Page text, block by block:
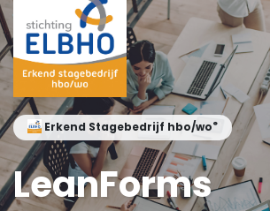
Erkend Stagebedrijf hbo/wo®
LeanForms